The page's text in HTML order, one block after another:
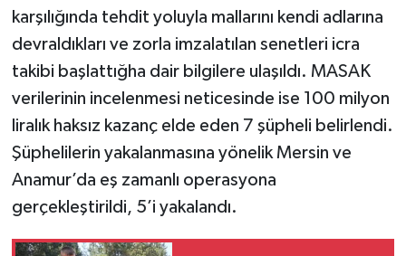
karşılığında tehdit yoluyla mallarını kendi adlarına
devraldıkları ve zorla imzalatılan senetleri icra
takibi başlattığha dair bilgilere ulaşıldı. MASAK
verilerinin incelenmesi neticesinde ise 100 milyon
liralık haksız kazanç elde eden 7 şüpheli belirlendi.
Şüphelilerin yakalanmasına yönelik Mersin ve
Anamur’da eş zamanlı operasyona
gerçekleştirildi, 5’i yakalandı.